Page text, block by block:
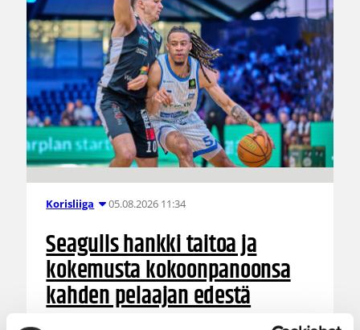
Korisliiga 05.08.2026 11:34
Seagulls hankki taitoa ja
kokemusta kokoonpanoonsa
kahden pelaajan edestä